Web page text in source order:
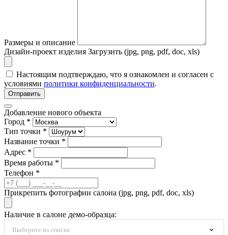
Размеры и описание
Дизайн-проект изделия Загрузить (jpg, png, pdf, doc, xls)
Настоящим подтверждаю, что я ознакомлен и согласен с
условиями политики конфиденциальности.
Отправить
Добавление нового объекта
Город *
Тип точки *
Название точки *
Адрес *
Время работы *
Телефон *
Прикрепить фотографии салона (jpg, png, pdf, doc, xls)
Наличие в салоне демо-образца:
Выберите из списка